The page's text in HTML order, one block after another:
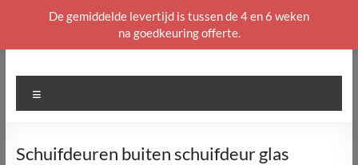
naar
Schuifdeuren buiten schuifdeur glas
De gemiddelde levertijd is tussen de 4 en 6 weken
na goedkeuring offerte.